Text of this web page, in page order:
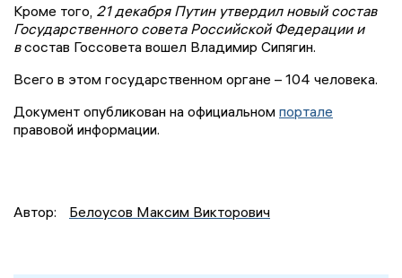
Кроме того, 21 декабря Путин утвердил новый состав
Государственного совета Российской Федерации и
всостав Госсовета вошел Владимир Сипягин.
Всего в этом государственном органе – 104 человека.
Документ опубликован на официальном портале
правовой информации.
Автор: Белоусов Максим Викторович